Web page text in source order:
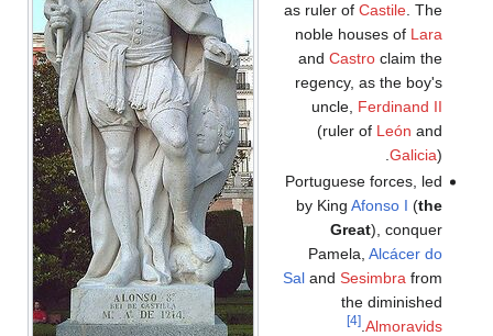
as ruler of Castile. The
noble houses of Lara
and Castroclaim the
regency, as the boy's
uncle, Ferdinand II
(ruler of León and
Galicia).
Portuguese forces, led
by King Afonso I (the
Great), conquer
Pamela, Alcácer do
Saland Sesimbra from
the diminished
Almoravids
.
[4]